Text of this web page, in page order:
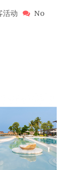
活动
No